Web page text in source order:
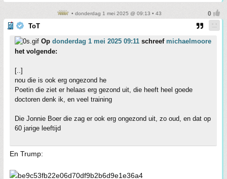
• donderdag 1 mei 2025 @ 09:13 • 43
ToT
Op donderdag 1 mei 2025 09:11 schreef michaelmoore
het volgende:
[..]
nou die is ook erg ongezond he
Poetin die ziet er helaas erg gezond uit, die heeft heel goede
doctoren denk ik, en veel training
Die Jonnie Boer die zag er ook erg ongezond uit, zo oud, en dat op
60 jarige leeftijd
En Trump: